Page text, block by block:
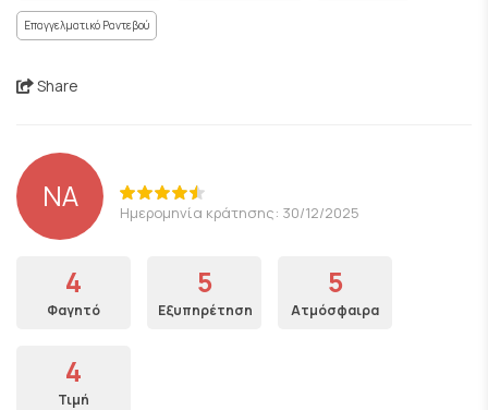
Επαγγελματικό Ραντεβού
Share
NA Ημερομηνία κράτησης: 30/12/2025
4
Φαγητό
5
Εξυπηρέτηση
5
Ατμόσφαιρα
4
Τιμή